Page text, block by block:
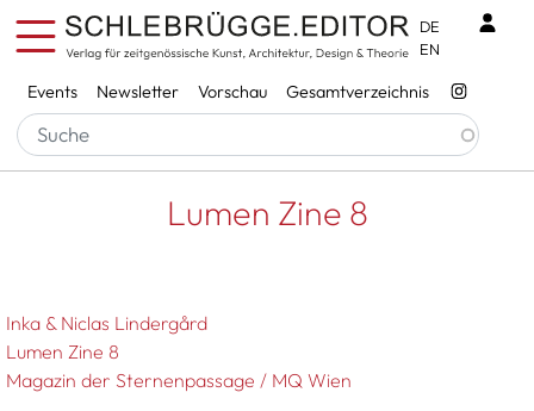
Direkt zum Inhalt
Services
Events Newsletter Vorschau Gesamtverzeichnis
DE
EN
Pfadnavigation
Startseite Lumen Zine 8
Lumen Zine 8
Inka & Niclas Lindergård
Lumen Zine 8
Magazin der Sternenpassage / MQ Wien